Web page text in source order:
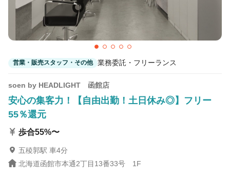
営業・販売スタッフ・その他 業務委託・フリーランス
soen by HEADLIGHT 函館店
安心の集客力！【自由出勤！土日休み◎】フリー
55％還元
歩合55%〜
五稜郭駅 車4分
北海道函館市本通2丁目13番33号 1F